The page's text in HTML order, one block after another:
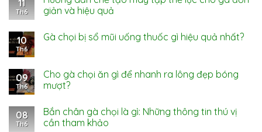
11
Th6
giản và hiệu quả
10
Th6
Gà chọi bị sổ mũi uống thuốc gì hiệu quả nhất?
09
Th6
Cho gà chọi ăn gì để nhanh ra lông đẹp bóng
mượt?
08
Th6
Bắn chân gà chọi là gì: Những thông tin thú vị
cần tham khảo